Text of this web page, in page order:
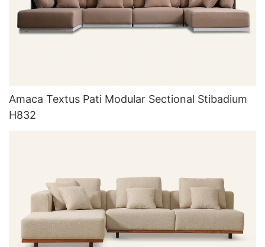
Amaca Textus Pati Modular Sectional Stibadium
H832